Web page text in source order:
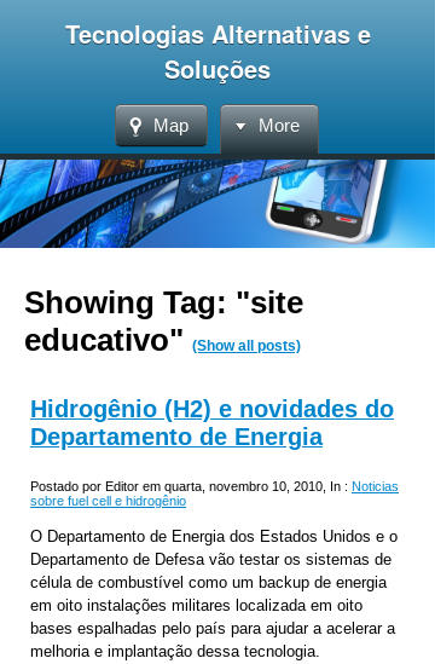
Tecnologias Alternativas e
Soluções
Map More
Showing Tag: "site
educativo" (Show all posts)
Hidrogênio (H2) e novidades do
Departamento de Energia
Postado por Editor em quarta, novembro 10, 2010, In : Noticias
sobre fuel cell e hidrogênio
O Departamento de Energia dos Estados Unidos e o
Departamento de Defesa vão testar os sistemas de
célula de combustível como um backup de energia
em oito instalações militares localizada em oito
bases espalhadas pelo país para ajudar a acelerar a
melhoria e implantação dessa tecnologia.